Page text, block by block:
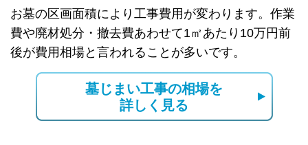
お墓の区画面積により工事費用が変わります。作業
費や廃材処分・撤去費あわせて1㎡あたり10万円前
後が費用相場と言われることが多いです。
墓じまい工事の相場を
詳しく見る